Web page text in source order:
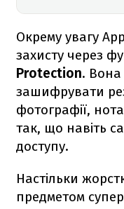
Окрему увагу
захисту через
Protection. Вона
зашифрувати
фотографії,
так, що навіть
доступу.
Настільки
предметом